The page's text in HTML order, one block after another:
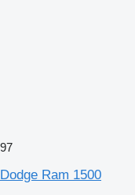
97
Dodge Ram 1500